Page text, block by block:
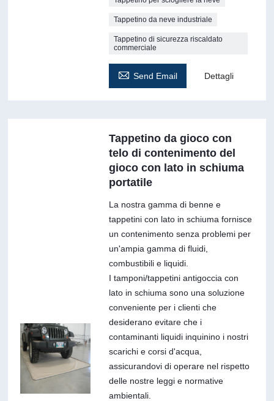
Tappetino da neve industriale
Tappetino di sicurezza riscaldato
commerciale
 Send Email Dettagli
Tappetino da gioco con
telo di contenimento del
gioco con lato in schiuma
portatile
La nostra gamma di benne e
tappetini con lato in schiuma fornisce
un contenimento senza problemi per
un'ampia gamma di fluidi,
combustibili e liquidi.
I tamponi/tappetini antigoccia con
lato in schiuma sono una soluzione
conveniente per i clienti che
desiderano evitare che i
contaminanti liquidi inquinino i nostri
scarichi e corsi d'acqua,
assicurandovi di operare nel rispetto
delle nostre leggi e normative
ambientali.